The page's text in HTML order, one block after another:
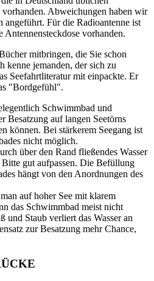
Abweichungen haben wir
angeführt. Für die Radioantenne ist
vorhanden.
mitbringen, die Sie schon
kenne jemanden, der sich zu
Seefahrtliteratur mit einpackte. Er
"Bordgefühl".
Schwimmbad und
Besatzung auf langen Seetörns
können. Bei stärkerem Seegang ist
nicht möglich.
über den Rand fließendes Wasser
gut aufpassen. Die Befüllung
hängt von den Anordnungen des
auf hoher See mit klarem
das Schwimmbad meist nicht
und Staub verliert das Wasser an
zur Besatzung mehr Chance,